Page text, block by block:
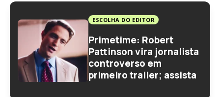
ESCOLHA DO EDITOR
Primetime: Robert
Pattinson vira jornalista
controverso em
primeiro trailer; assista